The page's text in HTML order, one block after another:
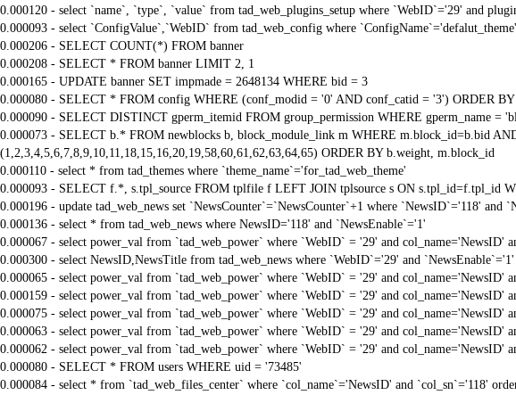
0.000120 - select `name`, `type`, `value` from tad_web_plugins_setup where `WebID`='29' and
0.000093 - select `ConfigValue`,`WebID` from tad_web_config where
0.000206 - SELECT COUNT(*) FROM banner
0.000208 - SELECT * FROM banner LIMIT 2, 1
0.000165 - UPDATE banner SET impmade = 2648134 WHERE bid = 3
0.000080 - SELECT * FROM config WHERE (conf_modid = '0' AND conf_catid = '3') ORDER BY
0.000090 - SELECT DISTINCT gperm_itemid FROM group_permission WHERE gperm_name =
0.000073 - SELECT b.* FROM newblocks b, block_module_link m WHERE m.block_id=b.bid
(1,2,3,4,5,6,7,8,9,10,11,18,15,16,20,19,58,60,61,62,63,64,65) ORDER BY b.weight, m.block_id
0.000110 - select * from tad_themes where `theme_name`='for_tad_web_theme'
0.000093 - SELECT f.*, s.tpl_source FROM tplfile f LEFT JOIN tplsource s ON s.tpl_id=f.tpl_id
0.000196 - update tad_web_news set `NewsCounter`=`NewsCounter`+1 where `NewsID`='118' and
0.000136 - select * from tad_web_news where NewsID='118' and `NewsEnable`='1'
0.000067 - select power_val from `tad_web_power` where `WebID` = '29' and col_name='NewsID'
0.000300 - select NewsID,NewsTitle from tad_web_news where `WebID`='29' and
0.000065 - select power_val from `tad_web_power` where `WebID` = '29' and col_name='NewsID'
0.000159 - select power_val from `tad_web_power` where `WebID` = '29' and col_name='NewsID'
0.000075 - select power_val from `tad_web_power` where `WebID` = '29' and col_name='NewsID'
0.000063 - select power_val from `tad_web_power` where `WebID` = '29' and col_name='NewsID'
0.000062 - select power_val from `tad_web_power` where `WebID` = '29' and col_name='NewsID'
0.000080 - SELECT * FROM users WHERE uid = '73485'
0.000084 - select * from `tad_web_files_center` where `col_name`='NewsID' and `col_sn`='118'